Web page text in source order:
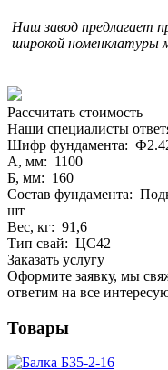
Наш завод предлагает
широкой номенклатуры
Рассчитать стоимость
Наши специалисты
Шифр фундамента:
А, мм: 1100
Б, мм: 160
Состав фундамента:
шт
Вес, кг: 91,6
Тип свай: ЦС42
Заказать услугу
Оформите заявку, мы
ответим на все
Товары